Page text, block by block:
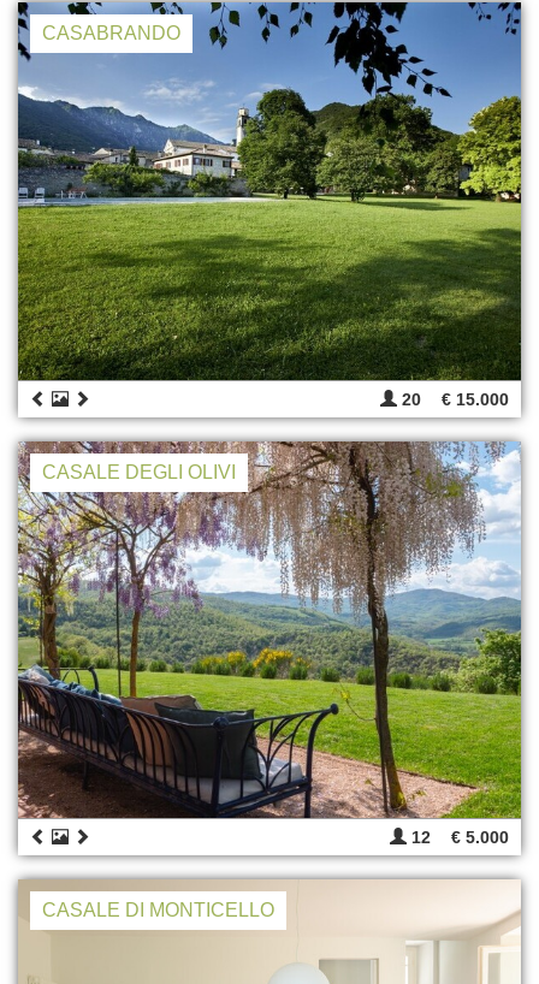
CASABRANDO
20 € 15.000
CASALE DEGLI OLIVI
12 € 5.000
CASALE DI MONTICELLO